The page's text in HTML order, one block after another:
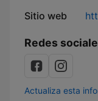
Sitio web
Redes
Actualiza esta